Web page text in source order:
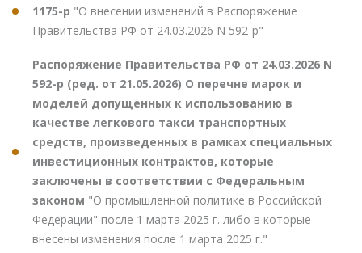
1175-р "О внесении изменений в Распоряжение
Правительства РФ от 24.03.2026 N 592-р"
Распоряжение Правительства РФ от 24.03.2026 N
592-р (ред. от 21.05.2026) О перечне марок и
моделей допущенных к использованию в
качестве легкового такси транспортных
средств, произведенных в рамках специальных
инвестиционных контрактов, которые
заключены в соответствии с Федеральным
законом "О промышленной политике в Российской
Федерации" после 1 марта 2025 г. либо в которые
внесены изменения после 1 марта 2025 г."